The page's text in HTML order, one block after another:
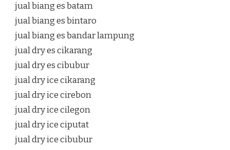
jual biang es batam
jual biang es bintaro
jual biang es bandar lampung
jual dry es cikarang
jual dry es cibubur
jual dry ice cikarang
jual dry ice cirebon
jual dry ice cilegon
jual dry ice ciputat
jual dry ice cibubur